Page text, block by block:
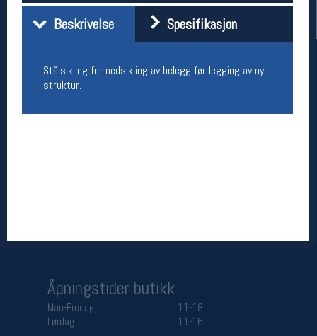
Beskrivelse Spesifikasjon
Stålsikling for nedsikling av belegg før legging av ny
struktur.
Kontakt oss
Åpningstider butikk
Man-Fredag:
11-18
Lørdag:
11-16